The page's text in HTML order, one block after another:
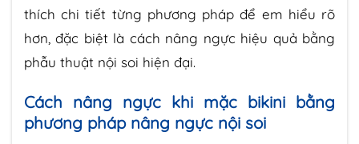
thích chi tiết từng phương pháp để em hiểu rõ
hơn, đặc biệt là cách nâng ngực hiệu quả bằng
phẫu thuật nội soi hiện đại.
Cách nâng ngực khi mặc bikini bằng
phương pháp nâng ngực nội soi